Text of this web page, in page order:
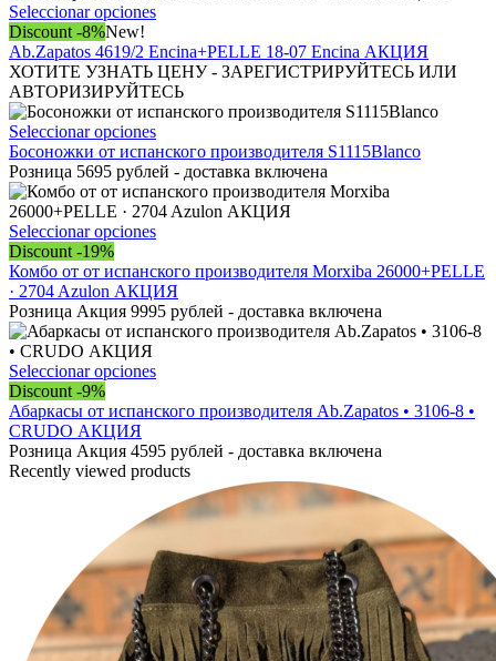
Seleccionar opcionesEste
tiene
múltiples
variantes.
Las
opciones
se
pueden
elegir
en
la
de
producto
Discount -8%New!
Ab.Zapatos 4619/2 Encina+PELLE 18-07 Encina АКЦИЯ
ХОТИТЕ УЗНАТЬ ЦЕНУ - ЗАРЕГИСТРИРУЙТЕСЬ ИЛИ
АВТОРИЗИРУЙТЕСЬ
Seleccionar opcionesEste
producto
tiene
múltiples
variantes.
Las
se
pueden
elegir
en
página
producto
Босоножки от испанского производителя S1115Blanco
Розница 5695 рублей - доставка включена
Seleccionar opcionesEste
tiene
múltiples
variantes.
Las
se
elegir
la
página
producto
Discount -19%
Комбо от от испанского производителя Morxiba 26000+PELLE
· 2704 Azulon АКЦИЯ
Розница Акция 9995 рублей - доставка включена
Seleccionar opcionesEste
tiene
variantes.
Las
opciones
se
pueden
elegir
en
la
página
de
producto
Discount -9%
Абаркасы от испанского производителя Ab.Zapatos • 3106-8 •
CRUDO АКЦИЯ
Розница Акция 4595 рублей - доставка включена
Recently viewed products